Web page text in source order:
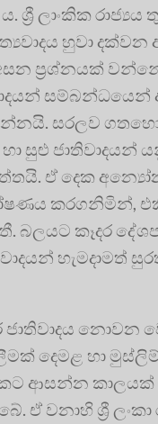
ශ්‍රී ලාංකික රාජ්‍යය
හුවා දක්වන
ප්‍රශ්නයක්
සම්බන්ධයෙන්
සරලව
හා සුළු ජාතිවාදයන්
ඒ දෙක
කරගනිමින්,
බලයට කෑදර
හැමදාමත්
ජාතිවාදය නොවන
දෙමළ හා
ආසන්න කාලයක්
ඒ වනාහි ශ්‍රී ලංකා